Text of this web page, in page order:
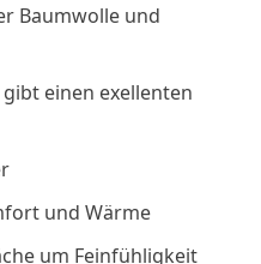
Baumwolle und
einen exellenten
und Wärme
um Feinfühligkeit